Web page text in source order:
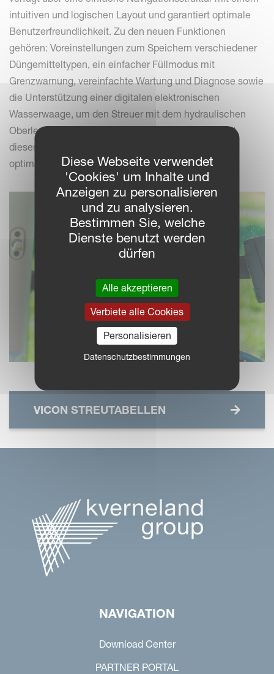
intuitiven und logischen Layout und garantiert optimale
Benutzerfreundlichkeit. Zu den neuen Funktionen
gehören: Voreinstellungen zum Speichern verschiedener
Düngemitteltypen, ein einfacher Füllmodus mit
Grenzwarnung, vereinfachte Wartung und Diagnose sowie
die Unterstützung einer digitalen elektronischen
Wasserwaage, um den Streuer mit dem hydraulischen
Oberlenker von der Traktorkabine aus zu lenken. Mit
dieser neuen Benutzeroberfläche sind die Bediener
optimal für die Zukunft des Ausbringens gerüstet.
VICON STREUTABELLEN
NAVIGATION
Download Center
PARTNER PORTAL
Diese Webseite verwendet
'Cookies' um Inhalte und
Anzeigen zu personalisieren
und zu analysieren.
Bestimmen Sie, welche
Dienste benutzt werden
dürfen
Alle akzeptieren
Verbiete alle Cookies
Personalisieren
Datenschutzbestimmungen